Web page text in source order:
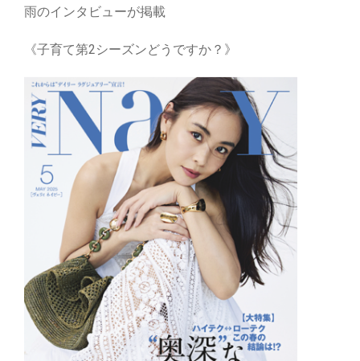
雨のインタビューが掲載
《子育て第2シーズンどうですか？》